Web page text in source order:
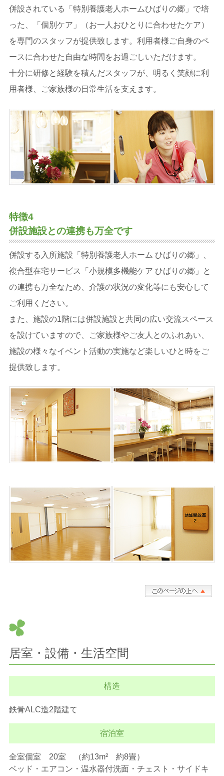
併設されている「特別養護老人ホームひばりの郷」で培
った、「個別ケア」（お一人おひとりに合わせたケア）
を専門のスタッフが提供致します。利用者様ご自身のペ
ースに合わせた自由な時間をお過ごしいただけます。
十分に研修と経験を積んだスタッフが、明るく笑顔に利
用者様、ご家族様の日常生活を支えます。
特徴4
併設施設との連携も万全です
併設する入所施設「特別養護老人ホーム ひばりの郷」、
複合型在宅サービス「小規模多機能ケア ひばりの郷」と
の連携も万全なため、介護の状況の変化等にも安心して
ご利用ください。
また、施設の1階には併設施設と共同の広い交流スペース
を設けていますので、ご家族様やご友人とのふれあい、
施設の様々なイベント活動の実施など楽しいひと時をご
提供致します。
居室・設備・生活空間
構造
鉄骨ALC造2階建て
宿泊室
全室個室 20室 （約13m² 約8畳）
ベッド・エアコン・温水器付洗面・チェスト・サイドキ